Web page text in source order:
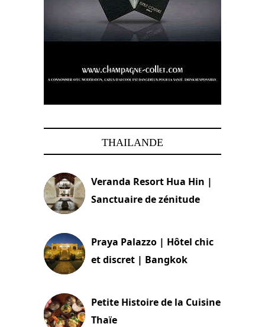
THAILANDE
Veranda Resort Hua Hin |
Sanctuaire de zénitude
Praya Palazzo | Hôtel chic
et discret | Bangkok
Petite Histoire de la Cuisine
Thaïe